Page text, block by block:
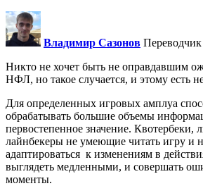
Владимир Сазонов
Никто не хочет быть не оправдавшим
НФЛ, но такое случается, и этому есть
Для определенных игровых амплуа
обрабатывать большие объемы
первостепенное значение. Квотербеки,
лайнбекеры не умеющие читать игру и
адаптироваться к изменениям в
выглядеть медленными, и совершать
моменты.